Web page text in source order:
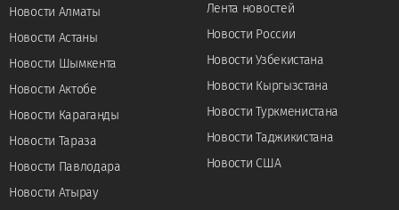
Новости Алматы
Новости Астаны
Новости Шымкента
Новости Актобе
Новости Караганды
Новости Тараза
Новости Павлодара
Новости Атырау
Лента новостей
Новости России
Новости Узбекистана
Новости Кыргызстана
Новости Туркменистана
Новости Таджикистана
Новости США